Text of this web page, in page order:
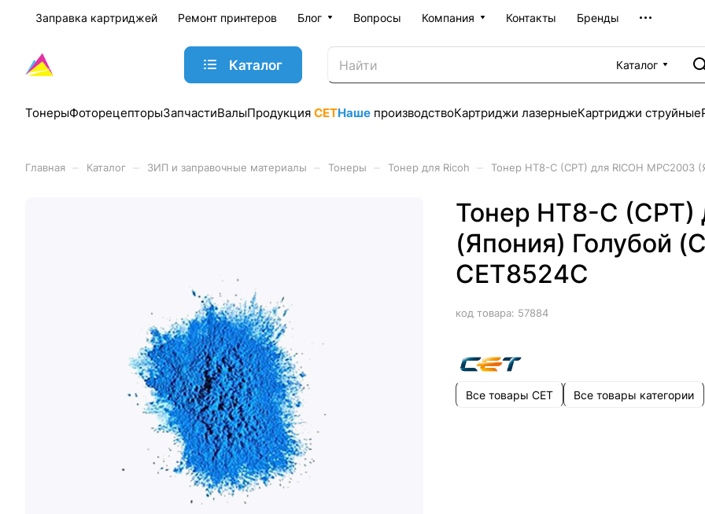
Заправка картриджей Ремонт принтеров Блог Вопросы Компания Контакты Бренды
Каталог
Каталог
ТонерыФоторецепторыЗапчастиВалыПродукция CETНаше производствоКартриджи лазерныеКартриджи струйные
Главная Каталог ЗИП и заправочные материалы Тонеры Тонер для Ricoh Тонер HT8-C (CPT) для RICOH
Тонер HT8-C (CPT)
(Япония) Голубой
CET8524C
код товара: 57884
Все товары CET Все товары категории